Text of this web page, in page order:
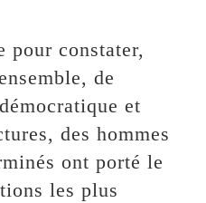
pour constater,
de
et
des hommes
ont porté le
les plus